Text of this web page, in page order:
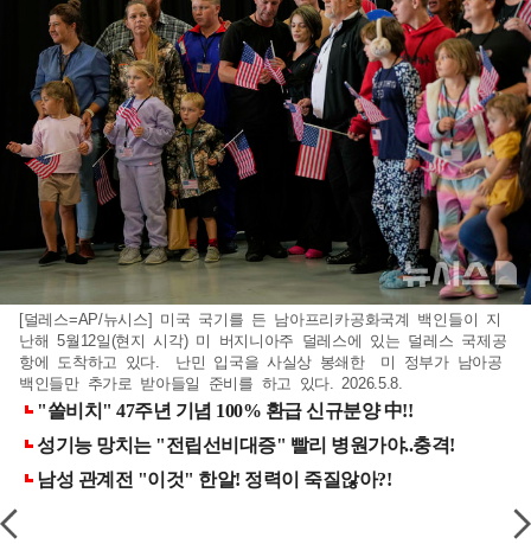
[덜레스=AP/뉴시스] 미국 국기를 든 남아프리카공화국계 백인들이 지
난해 5월12일(현지 시각) 미 버지니아주 덜레스에 있는 덜레스 국제공
항에 도착하고 있다. 난민 입국을 사실상 봉쇄한 미 정부가 남아공
백인들만 추가로 받아들일 준비를 하고 있다. 2026.5.8.